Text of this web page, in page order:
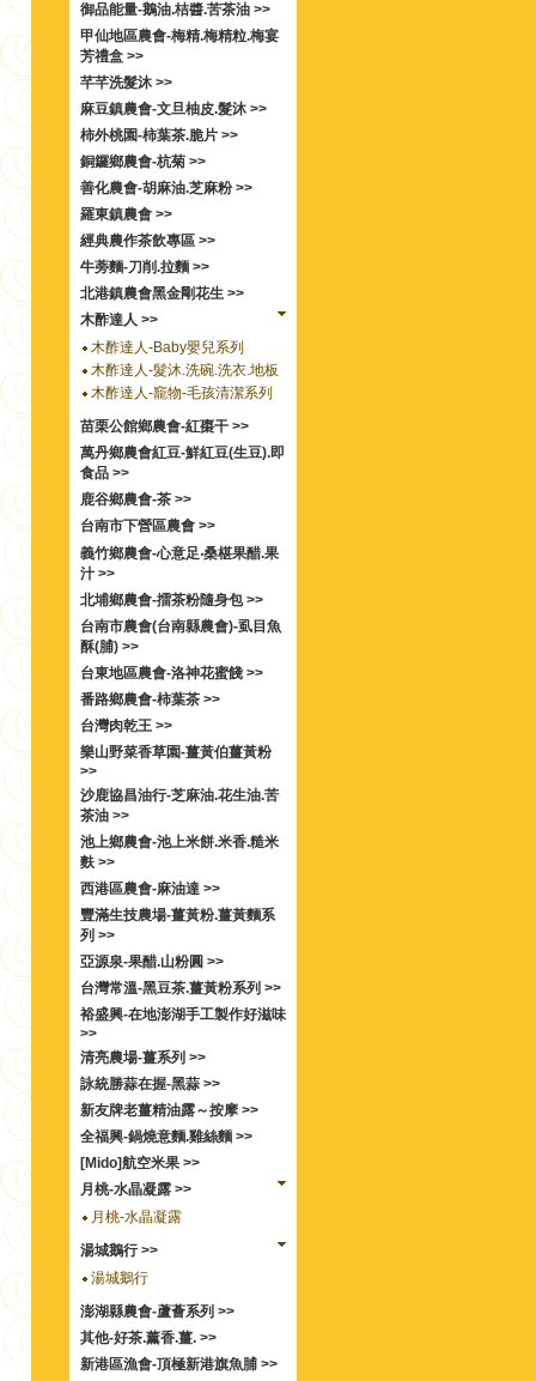
御品能量-鵝油.桔醬.苦茶油 >>
甲仙地區農會-梅精.梅精粒.梅宴
芳禮盒 >>
芊芊洗髮沐 >>
麻豆鎮農會-文旦柚皮.髮沐 >>
柿外桃園-柿葉茶.脆片 >>
銅鑼鄉農會-杭菊 >>
善化農會-胡麻油.芝麻粉 >>
羅東鎮農會 >>
經典農作茶飲專區 >>
牛蒡麵-刀削.拉麵 >>
北港鎮農會黑金剛花生 >>
木酢達人 >>
木酢達人-Baby嬰兒系列
木酢達人-髮沐.洗碗.洗衣.地板
木酢達人-竉物-毛孩清潔系列
苗栗公館鄉農會-紅棗干 >>
萬丹鄉農會紅豆-鮮紅豆(生豆).即
食品 >>
鹿谷鄉農會-茶 >>
台南市下營區農會 >>
義竹鄉農會-心意足‧桑椹果醋.果
汁 >>
北埔鄉農會-擂茶粉隨身包 >>
台南市農會(台南縣農會)-虱目魚
酥(脯) >>
台東地區農會-洛神花蜜餞 >>
番路鄉農會-柿葉茶 >>
台灣肉乾王 >>
樂山野菜香草園-薑黃伯薑黃粉
>>
沙鹿協昌油行-芝麻油.花生油.苦
茶油 >>
池上鄉農會-池上米餅.米香.糙米
麩 >>
西港區農會-麻油達 >>
豐滿生技農場-薑黃粉.薑黃麵系
列 >>
亞源泉-果醋.山粉圓 >>
台灣常溫-黑豆茶.薑黃粉系列 >>
裕盛興-在地澎湖手工製作好滋味
>>
清亮農場-薑系列 >>
詠統勝蒜在握-黑蒜 >>
新友牌老薑精油露～按摩 >>
全福興-鍋燒意麵.雞絲麵 >>
[Mido]航空米果 >>
月桃-水晶凝露 >>
月桃-水晶凝露
湯城鵝行 >>
湯城鵝行
澎湖縣農會-蘆薈系列 >>
其他-好茶.薰香.薑. >>
新港區漁會-頂極新港旗魚脯 >>